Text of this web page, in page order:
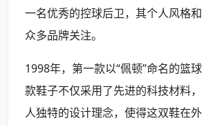
一名优秀的控球后卫，其个人风格
众多品牌关注。
1998年，第一款以“佩顿”命名的篮
款鞋子不仅采用了先进的科技材料
人独特的设计理念，使得这双鞋在